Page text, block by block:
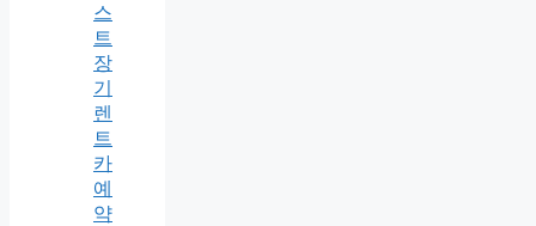
스
트
장
기
렌
트
카
예
약